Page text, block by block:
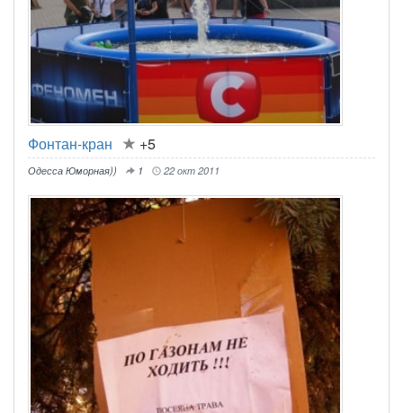
Фонтан-кран +5
Одесса Юморная)) 1 22 окт 2011